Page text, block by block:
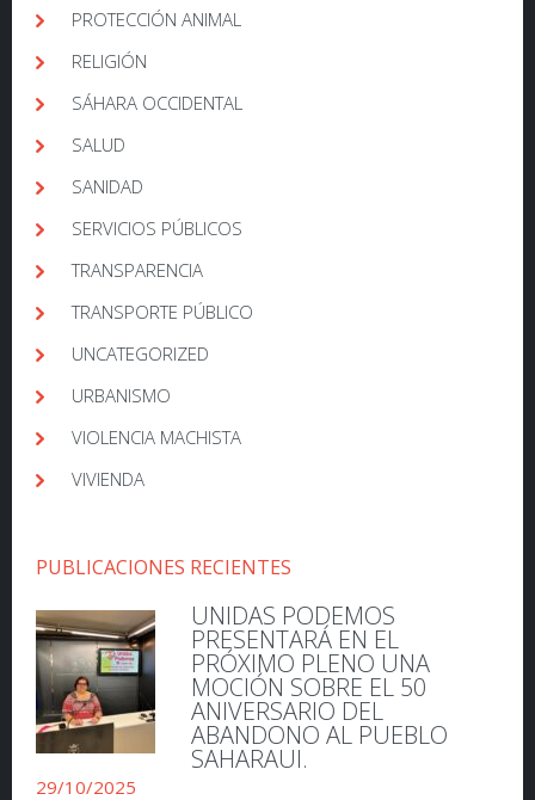
PROTECCIÓN ANIMAL
RELIGIÓN
SÁHARA OCCIDENTAL
SALUD
SANIDAD
SERVICIOS PÚBLICOS
TRANSPARENCIA
TRANSPORTE PÚBLICO
UNCATEGORIZED
URBANISMO
VIOLENCIA MACHISTA
VIVIENDA
PUBLICACIONES RECIENTES
UNIDAS PODEMOS
PRESENTARÁ EN EL
PRÓXIMO PLENO UNA
MOCIÓN SOBRE EL 50
ANIVERSARIO DEL
ABANDONO AL PUEBLO
SAHARAUI.
29/10/2025